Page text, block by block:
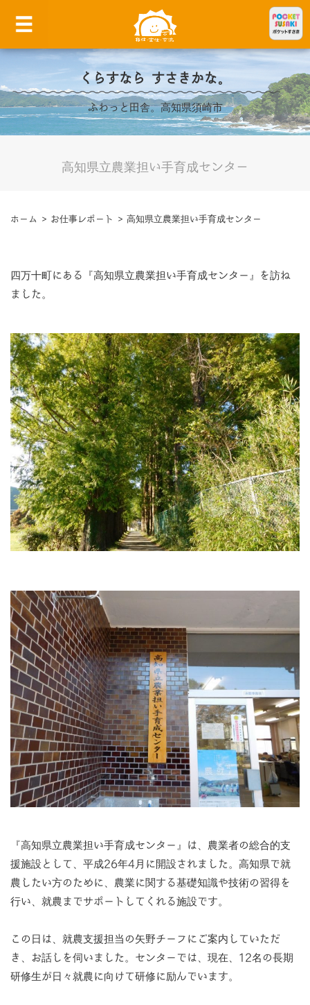
くらすなら すさきかな。
ふわっと田舎。高知県須崎市
高知県立農業担い手育成センター
ホーム > お仕事レポート > 高知県立農業担い手育成センター
四万十町にある『高知県立農業担い手育成センター』を訪ね
ました。
『高知県立農業担い手育成センター』は、農業者の総合的支
援施設として、平成26年4月に開設されました。高知県で就
農したい方のために、農業に関する基礎知識や技術の習得を
行い、就農までサポートしてくれる施設です。
この日は、就農支援担当の矢野チーフにご案内していただ
き、お話しを伺いました。センターでは、現在、12名の長期
研修生が日々就農に向けて研修に励んでいます。